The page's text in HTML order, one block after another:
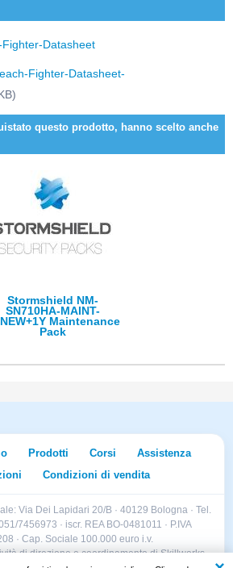
Datasheet
Fighter-Datasheet-
questo prodotto, hanno scelto anche
Stormshield NM-
SN710HA-MAINT-
Maintenance
Pack
Prodotti Corsi
Assistenza
Condizioni di vendita
Via Dei Lapidari 20/B · 40129 Bologna · Tel.
7456973 · iscr. REA BO-0481011 · P.IVA
· Cap. Sociale 100.000 euro i.v.
di direzione e coordinamento di Skillworks